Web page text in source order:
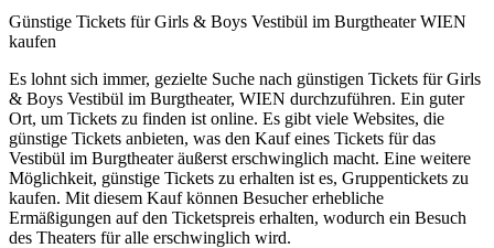
Günstige Tickets für Girls & Boys Vestibül im Burgtheater WIEN
kaufen
Es lohnt sich immer, gezielte Suche nach günstigen Tickets für Girls
& Boys Vestibül im Burgtheater, WIEN durchzuführen. Ein guter
Ort, um Tickets zu finden ist online. Es gibt viele Websites, die
günstige Tickets anbieten, was den Kauf eines Tickets für das
Vestibül im Burgtheater äußerst erschwinglich macht. Eine weitere
Möglichkeit, günstige Tickets zu erhalten ist es, Gruppentickets zu
kaufen. Mit diesem Kauf können Besucher erhebliche
Ermäßigungen auf den Ticketspreis erhalten, wodurch ein Besuch
des Theaters für alle erschwinglich wird.